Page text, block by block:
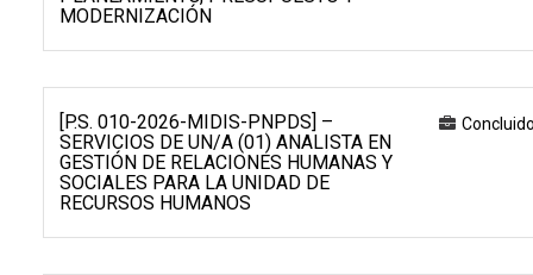
MODERNIZACIÓN
[P.S. 010-2026-MIDIS-PNPDS] –
SERVICIOS DE UN/A (01) ANALISTA EN
GESTIÓN DE RELACIONES HUMANAS Y
SOCIALES PARA LA UNIDAD DE
RECURSOS HUMANOS